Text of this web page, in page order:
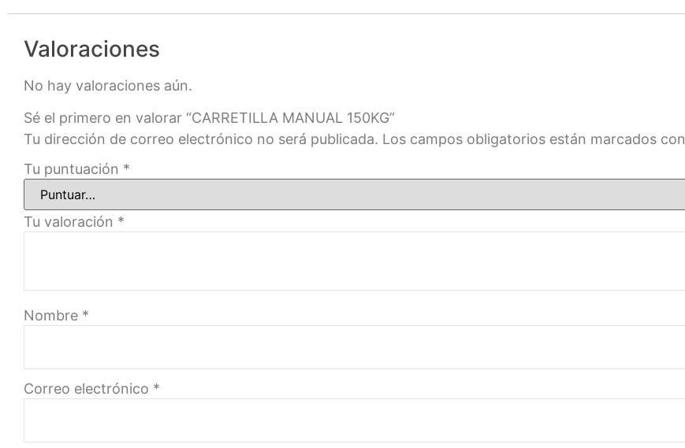
Valoraciones
No hay valoraciones aún.
Sé el primero en valorar “CARRETILLA MANUAL 150KG”
Tu dirección de correo electrónico no será publicada. Los campos obligatorios están marcados con
Tu puntuación *
Tu valoración *
Nombre *
Correo electrónico *